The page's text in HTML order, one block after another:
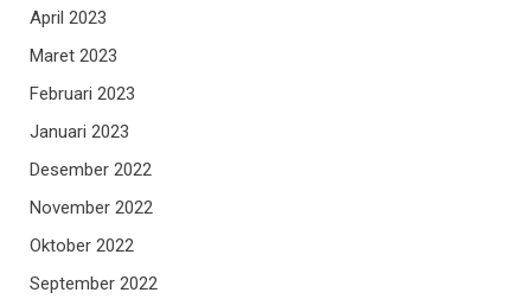
April 2023
Maret 2023
Februari 2023
Januari 2023
Desember 2022
November 2022
Oktober 2022
September 2022